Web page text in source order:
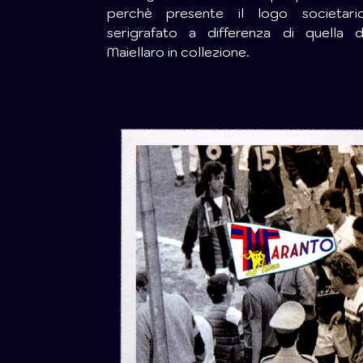
perchè presente il logo
serigrafato a differenza di quella
Maiellaro in collezione.